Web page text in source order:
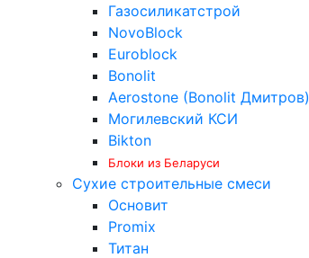
Газосиликатстрой
NovoBlock
Euroblock
Bonolit
Aerostone (Bonolit Дмитров)
Могилевский КСИ
Bikton
Блоки из Беларуси
Сухие строительные смеси
Основит
Promix
Титан